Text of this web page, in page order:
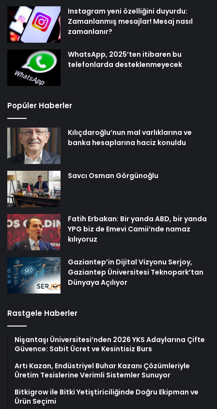
Instagram yeni özelliğini duyurdu:
Zamanlanmış mesajlar! Mesaj nasıl
zamanlanır?
WhatsApp, 2025’ten itibaren bu
telefonlarda desteklenmeyecek
Popüler Haberler
Kılıçdaroğlu’nun mal varlıklarına ve
banka hesaplarına haciz konuldu
Savcı Osman Görgünoğlu
Fatih Erbakan: Bir yanda ABD, bir yanda
YPG biz de Emevi Camii’nde namaz
kılıyoruz
Gaziantep’in Dijital Vizyonu Serjoy,
Gaziantep Üniversitesi Teknopark’tan
Dünyaya Açılıyor
Rastgele Haberler
Nişantaşı Üniversitesi’nden 2026 YKS Adaylarına Çifte
Güvence: Sabit Ücret ve Kesintisiz Burs
Artı Kazan, Endüstriyel Buhar Kazanı Çözümleriyle
Üretim Tesislerine Verimli Sistemler Sunuyor
Bitkigrow ile Bitki Yetiştiriciliğinde Doğru Ekipman ve
Ürün Seçimi